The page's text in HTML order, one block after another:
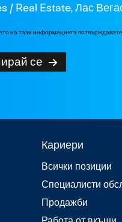
/ Real Estate, Лас
на тази информацията
се
Кариери
Всички позиции
Специалисти
Продажби